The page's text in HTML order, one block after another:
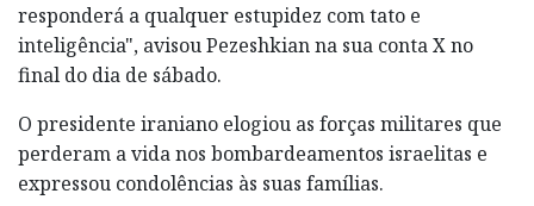
responderá a qualquer estupidez com tato e
inteligência", avisou Pezeshkian na sua conta X no
final do dia de sábado.
O presidente iraniano elogiou as forças militares que
perderam a vida nos bombardeamentos israelitas e
expressou condolências às suas famílias.